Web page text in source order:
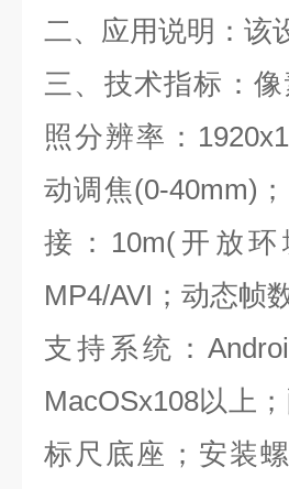
二、应用说明：该
三、技术指标：
照分辨率：
动调焦(0-40mm)
接：10m(开放
MP4/AVI；动态帧
支持系统：
MacOSx108以上
标尺底座；安装